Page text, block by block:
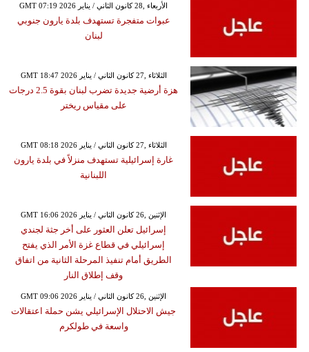
GMT 07:19 2026 الأربعاء ,28 كانون الثاني / يناير
عبوات متفجرة تستهدف بلدة يارون جنوبي
لبنان
GMT 18:47 2026 الثلاثاء ,27 كانون الثاني / يناير
هزة أرضية جديدة تضرب لبنان بقوة 2.5 درجات
على مقياس ريختر
GMT 08:18 2026 الثلاثاء ,27 كانون الثاني / يناير
غارة إسرائيلية تستهدف منزلاً في بلدة يارون
اللبنانية
GMT 16:06 2026 الإثنين ,26 كانون الثاني / يناير
إسرائيل تعلن العثور على أخر جثة لجندي
إسرائيلي في قطاع غزة الأمر الذي يفتح
الطريق أمام تنفيذ المرحلة الثانية من اتفاق
وقف إطلاق النار
GMT 09:06 2026 الإثنين ,26 كانون الثاني / يناير
جيش الاحتلال الإسرائيلي يشن حملة اعتقالات
واسعة في طولكرم